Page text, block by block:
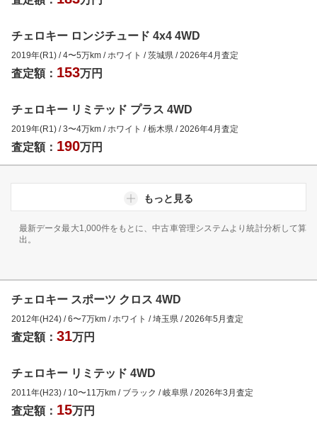
チェロキー ロンジチュード 4x4 4WD
2019年(R1) /4〜5万km / ホワイト /茨城県 /2026年4月査定
査定額： 153万円
チェロキー リミテッド プラス 4WD
2019年(R1) /3〜4万km / ホワイト /栃木県 /2026年4月査定
査定額： 190万円
もっと見る
最新データ最大1,000件をもとに、中古車管理システムより統計分析して算
出。
チェロキー スポーツ クロス 4WD
2012年(H24) /6〜7万km / ホワイト /埼玉県 /2026年5月査定
査定額： 31万円
チェロキー リミテッド 4WD
2011年(H23) / 10〜11 万km / ブラック /岐阜県 /2026年3月査定
査定額： 15万円